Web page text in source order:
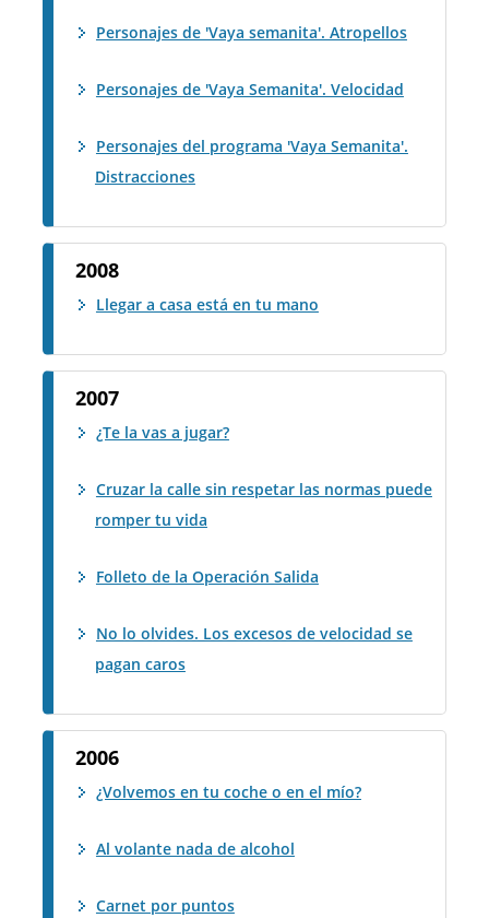
Personajes de 'Vaya semanita'. Atropellos
Personajes de 'Vaya Semanita'. Velocidad
Personajes del programa 'Vaya Semanita'.
Distracciones
2008
Llegar a casa está en tu mano
2007
¿Te la vas a jugar?
Cruzar la calle sin respetar las normas puede
romper tu vida
Folleto de la Operación Salida
No lo olvides. Los excesos de velocidad se
pagan caros
2006
¿Volvemos en tu coche o en el mío?
Al volante nada de alcohol
Carnet por puntos